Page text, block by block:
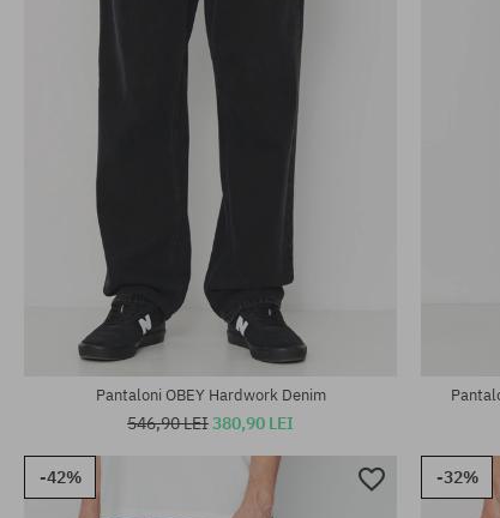
Mărimi existente:
32; 33; 34
Mărimi
Pantaloni OBEY Hardwork Denim
546,90 LEI380,90 LEI
-42% -32%